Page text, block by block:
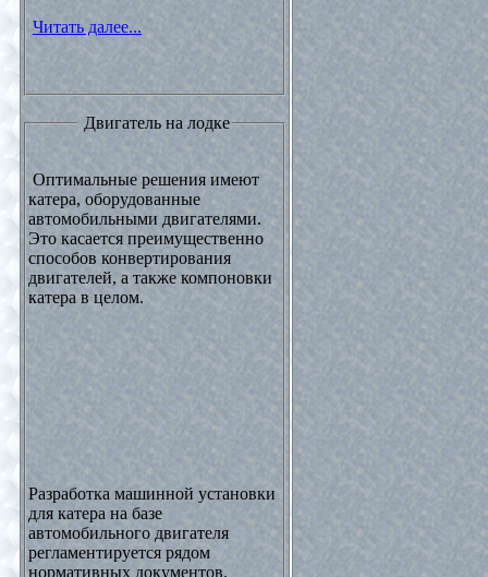
Читать далее...
Двигатель на лодке
Оптимальные решения имеют
катера, оборудованные
автомобильными двигателями.
Это касается преимущественно
способов конвертирования
двигателей, а также компоновки
катера в целом.
Разработка машинной установки
для катера на базе
автомобильного двигателя
регламентируется рядом
нормативных документов.